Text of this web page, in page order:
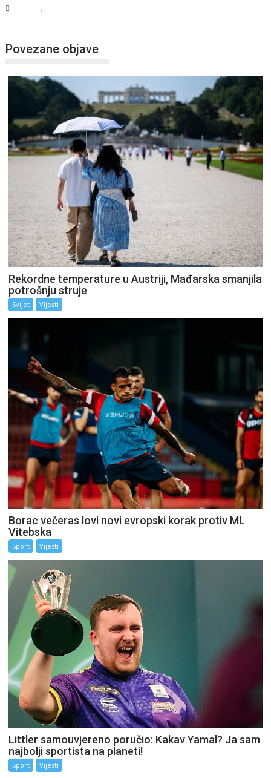
,
Povezane objave
Rekordne temperature u Austriji, Mađarska smanjila
potrošnju struje
Svijet Vijesti
Borac večeras lovi novi evropski korak protiv ML
Vitebska
Sport Vijesti
Littler samouvjereno poručio: Kakav Yamal? Ja sam
najbolji sportista na planeti!
Sport Vijesti